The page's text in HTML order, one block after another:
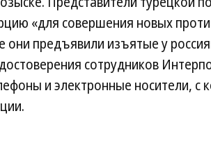
«для совершения новых
они предъявили изъятые у
сотрудников
и электронные носители, с